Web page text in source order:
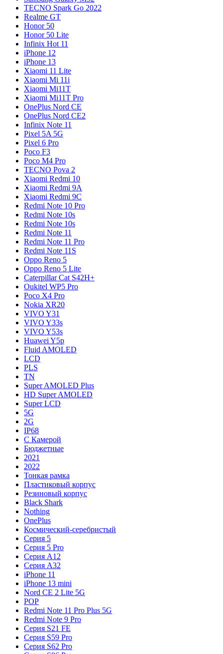
TECNO Spark Go 2022
Realme GT
Honor 50
Honor 50 Lite
Infinix Hot 11
iPhone 12
iPhone 13
Xiaomi 11 Lite
Xiaomi Mi 11i
Xiaomi Mi11T
Xiaomi Mi11T Pro
OnePlus Nord CE
OnePlus Nord CE2
Infinix Note 11
Pixel 5A 5G
Pixel 6 Pro
Poco F3
Poco M4 Pro
TECNO Pova 2
Xiaomi Redmi 10
Xiaomi Redmi 9A
Xiaomi Redmi 9C
Redmi Note 10 Pro
Redmi Note 10s
Redmi Note 10s
Redmi Note 11
Redmi Note 11 Pro
Redmi Note 11S
Oppo Reno 5
Oppo Reno 5 Lite
Caterpillar Cat S42H+
Oukitel WP5 Pro
Poco X4 Pro
Nokia XR20
VIVO Y31
VIVO Y33s
VIVO Y53s
Huawei Y5p
Fluid AMOLED
LCD
PLS
TN
Super AMOLED Plus
HD Super AMOLED
Super LCD
5G
2G
IP68
С Камерой
Бюджетные
2021
2022
Тонкая рамка
Пластиковый корпус
Резиновый корпус
Black Shark
Nothing
OnePlus
Космический-серебристый
Серия 5
Серия 5 Pro
Серия A12
Серия A32
iPhone 11
iPhone 13 mini
Nord CE 2 Lite 5G
POP
Redmi Note 11 Pro Plus 5G
Redmi Note 9 Pro
Серия S21 FE
Серия S59 Pro
Серия S62 Pro